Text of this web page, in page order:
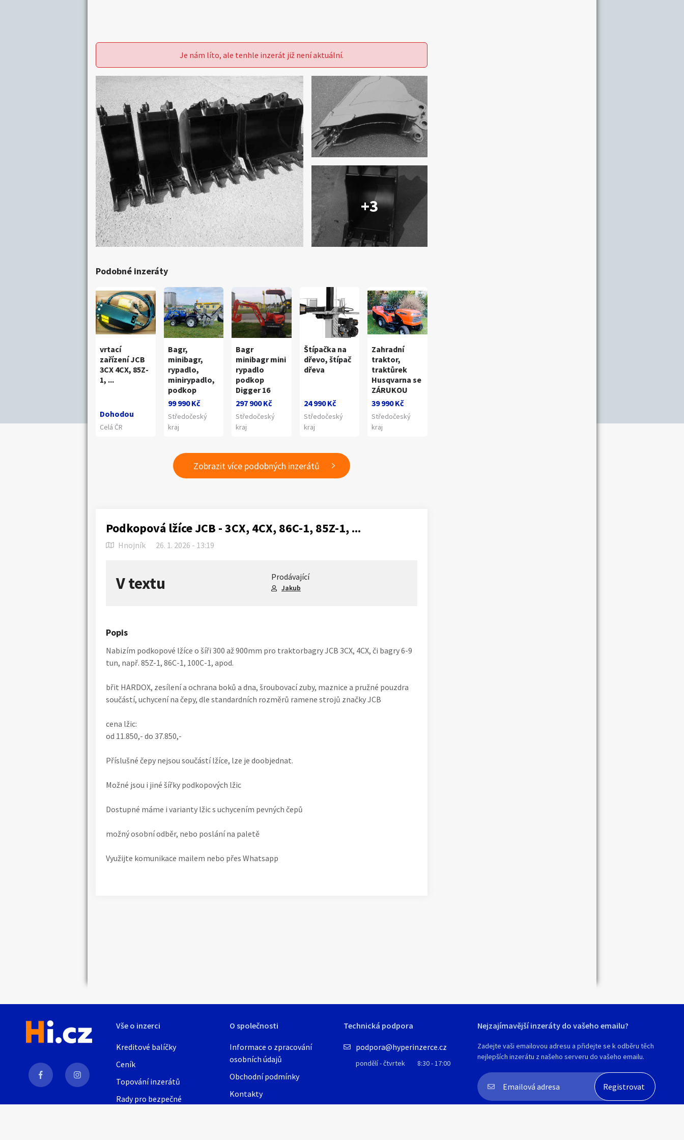
Je nám líto, ale tenhle inzerát již není aktuální.
+3
Podobné inzeráty
vrtací
zařízení JCB
3CX 4CX, 85Z-
1, ...
Dohodou
Celá ČR
Bagr,
minibagr,
rypadlo,
minirypadlo,
podkop
99 990 Kč
Středočeský
kraj
Bagr
minibagr mini
rypadlo
podkop
Digger 16
297 900 Kč
Středočeský
kraj
Štípačka na
dřevo, štípač
dřeva
24 990 Kč
Středočeský
kraj
Zahradní
traktor,
traktůrek
Husqvarna se
ZÁRUKOU
39 990 Kč
Středočeský
kraj
Zobrazit více podobných inzerátů
Podkopová lžíce JCB - 3CX, 4CX, 86C-1, 85Z-1, ...
Hnojník 26. 1. 2026 - 13:19
V textu Prodávající
Jakub
Popis
Nabizím podkopové lžíce o šíři 300 až 900mm pro traktorbagry JCB 3CX, 4CX, či bagry 6-9
tun, např. 85Z-1, 86C-1, 100C-1, apod.
břit HARDOX, zesílení a ochrana boků a dna, šroubovací zuby, maznice a pružné pouzdra
součástí, uchycení na čepy, dle standardních rozměrů ramene strojů značky JCB
cena lžic:
od 11.850,- do 37.850,-
Příslušné čepy nejsou součástí lžíce, lze je doobjednat.
Možné jsou i jiné šířky podkopových lžic
Dostupné máme i varianty lžic s uchycením pevných čepů
možný osobní odběr, nebo poslání na paletě
Využijte komunikace mailem nebo přes Whatsapp
Vše o inzerci
Kreditové balíčky
Ceník
Topování inzerátů
Rady pro bezpečné
O společnosti
Informace o zpracování
osobních údajů
Obchodní podmínky
Kontakty
Technická podpora
podpora@hyperinzerce.cz
pondělí - čtvrtek 8:30 - 17:00
Nejzajímavější inzeráty do vašeho emailu?
Zadejte vaši emailovou adresu a přidejte se k odběru těch
nejlepších inzerátu z našeho serveru do vašeho emailu.